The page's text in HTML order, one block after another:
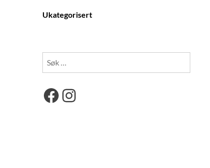
Ukategorisert
etter:
Facebook
Instagram